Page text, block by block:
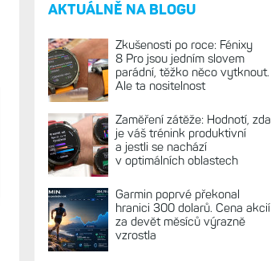
AKTUÁLNĚ NA BLOGU
Zkušenosti po roce: Fénixy
8 Pro jsou jedním slovem
parádní, těžko něco vytknout.
Ale ta nositelnost
Zaměření zátěže: Hodnotí, zda
je váš trénink produktivní
a jestli se nachází
v optimálních oblastech
Garmin poprvé překonal
hranici 300 dolarů. Cena akcií
za devět měsíců výrazně
vzrostla